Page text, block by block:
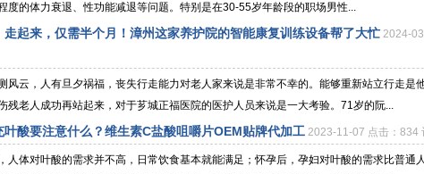
度的体力衰退、性功能减退等问题。特别是在30-55岁年龄段的职场男性...
走起来，仅需半个月！漳州这家养护院的智能康复训练设备帮了大忙 2024-
风云，人有旦夕祸福，丧失行走能力对老人家来说是非常不幸的。能够重新站立行走是
残老人成功再站起来，对于芗城正福医院的医护人员来说是一大考验。71岁的阮...
叶酸要注意什么？维生素C盐酸咀嚼片OEM贴牌代加工 2023-11-07 点击：834
人体对叶酸的需求并不高，日常饮食基本就能满足；怀孕后，孕妇对叶酸的需求比普通